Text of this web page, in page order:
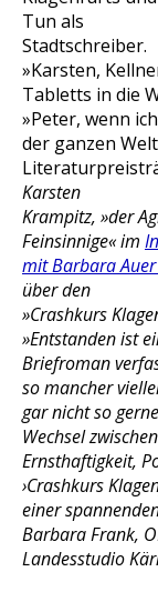
Tun als
Stadtschreiber.
»Karsten,
Tabletts in die
»Peter, wenn
der ganzen
Karsten
Krampitz, »der
Feinsinnige« im
mit Barbara
über den
»Crashkurs
»Entstanden ist
Briefroman
so mancher
gar nicht so
Wechsel
Ernsthaftigkeit,
›Crashkurs
einer
Barbara Frank,
Landesstudio